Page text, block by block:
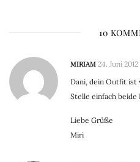
10
MIRIAM 24. Juni
Dani, dein Outfit ist
Stelle einfach beide
Liebe Grüße
Miri